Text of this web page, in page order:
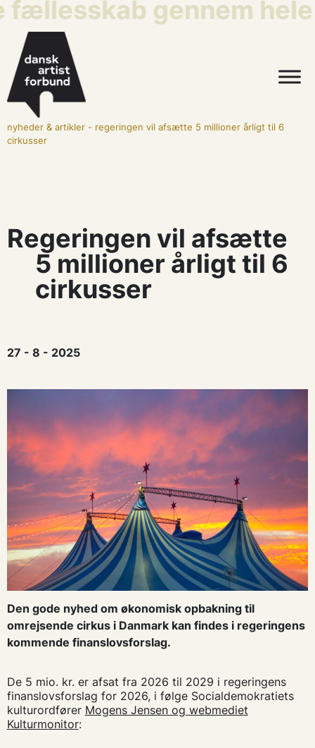
gennem
nyheder & artikler- regeringen vil afsætte 5 millioner årligt til 6
cirkusser
Regeringen vil afsætte
5 millioner årligt til 6
cirkusser
27 - 8 - 2025
Den gode nyhed om økonomisk opbakning til
omrejsende cirkus i Danmark kan findes i regeringens
kommende finanslovsforslag.
De 5 mio. kr. er afsat fra 2026 til 2029 i regeringens
finanslovsforslag for 2026, i følge Socialdemokratiets
kulturordfører Mogens Jensen og webmediet
Kulturmonitor: